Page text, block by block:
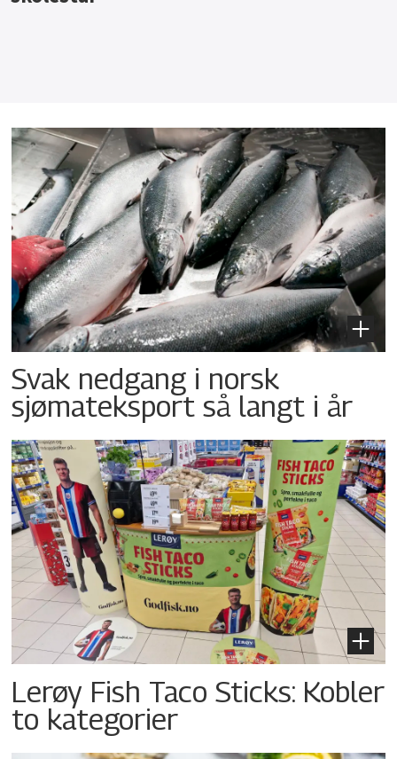
Svak nedgang i norsk
sjømateksport så langt i år
Lerøy Fish Taco Sticks: Kobler
to kategorier